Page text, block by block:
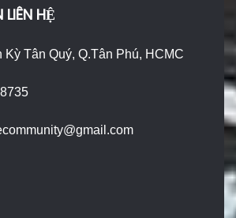
HỆ
Tân Quý, Q.Tân Phú, HCMC